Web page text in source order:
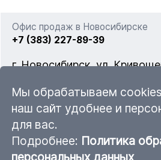
Офис продаж в Новосибирске
+7 (383) 227-89-39
г. Новосибирск, ул.
nsk@ascent-import.ru
Карта каталога продукции
Мы обрабатываем
наш сайт удобнее и
для вас.
Подробнее: Политика
персональных данных